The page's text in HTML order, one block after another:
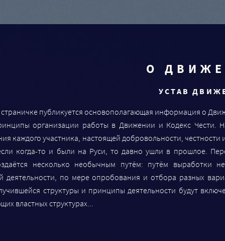
О
УСТАВ
страничке публикуется основополагающая информация о
организации работы в Движении и Кодекс Чести.
каждого участника, настоящей добровольности,
когда-то и были на Руси, то давно ушли в прошлое.
несколько необычным путём: путём выработки
деятельности, по мере опробования и отбора разных
структуры и принципы деятельности будут
властных структурах...